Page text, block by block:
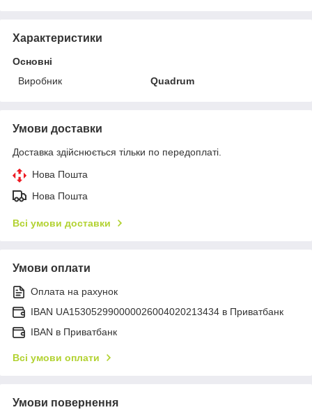
Характеристики
Основні
Виробник
Quadrum
Умови доставки
Доставка здійснюється тільки по передоплаті.
Нова Пошта
Нова Пошта
Всі умови доставки
Умови оплати
Оплата на рахунок
IBAN UA153052990000026004020213434 в Приватбанк
IBAN в Приватбанк
Всі умови оплати
Умови повернення